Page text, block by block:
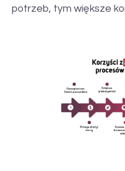
potrzeb, tym większe